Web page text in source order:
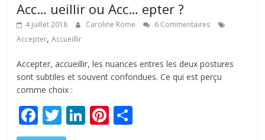
Acc… ueillir ou Acc… epter ?
4 juillet 2018 Caroline Rome
6 Commentaires
Accepter,Accueillir
Accepter, accueillir, les nuances entres les deux postures
sont subtiles et souvent confondues. Ce qui est perçu
comme choix :
F
ac
T
w
Li
n
Pi
nt